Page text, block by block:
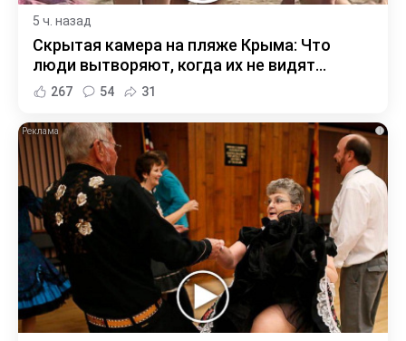
5 ч. назад
Скрытая камера на пляже Крыма: Что
люди вытворяют, когда их не видят...
267 54 31
i